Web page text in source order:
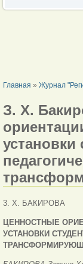
ВЫ ЗДЕСЬ
Главная » Журнал
З. X.
установки
3. X. БАКИРОВА
ЦЕННОСТНЫЕ
УСТАНОВКИ